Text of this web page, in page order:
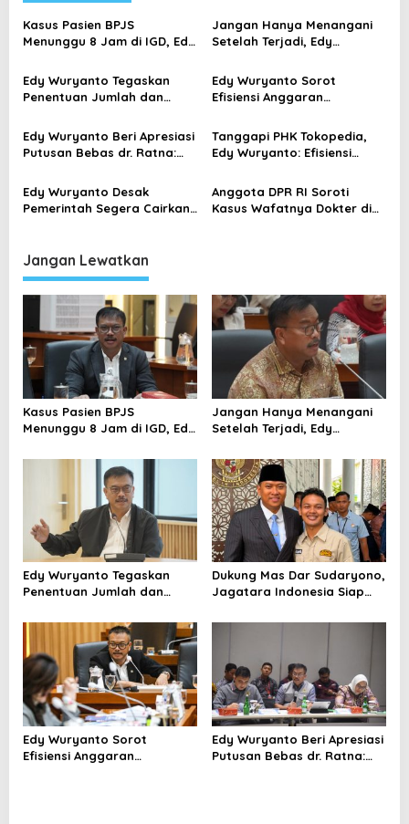
a
s
p
s
Kasus Pasien BPJS
Menunggu 8 Jam di IGD, Edy
dan Jaga Empati Tenaga
Kesehatan
Jangan Hanya Menangani
Setelah Terjadi, Edy
Cegah PHK Sejak Dini
Edy Wuryanto Tegaskan
Penentuan Jumlah dan
Berdasarkan Data Penerima
Manfaat yang Valid
Edy Wuryanto Sorot
Efisiensi Anggaran
Program Prioritas Justru
Dikorbankan?
Edy Wuryanto Beri Apresiasi
Putusan Bebas dr. Ratna:
Penanganan Sengketa
Medis
Tanggapi PHK Tokopedia,
Edy Wuryanto: Efisiensi
Abaikan Perlindungan
Pekerja
Edy Wuryanto Desak
Pemerintah Segera Cairkan
Kolaps
Anggota DPR RI Soroti
Kasus Wafatnya Dokter di
Jangan Lewatkan
Kasus Pasien BPJS
Menunggu 8 Jam di IGD, Edy
dan Jaga Empati Tenaga
Jangan Hanya Menangani
Setelah Terjadi, Edy
Cegah PHK Sejak Dini
Edy Wuryanto Tegaskan
Penentuan Jumlah dan
Berdasarkan Data Penerima
Manfaat yang Valid
Dukung Mas Dar Sudaryono,
Jagatara Indonesia Siap
Gizi hingga Akar Rumput
Edy Wuryanto Sorot
Efisiensi Anggaran
Edy Wuryanto Beri Apresiasi
Putusan Bebas dr. Ratna: